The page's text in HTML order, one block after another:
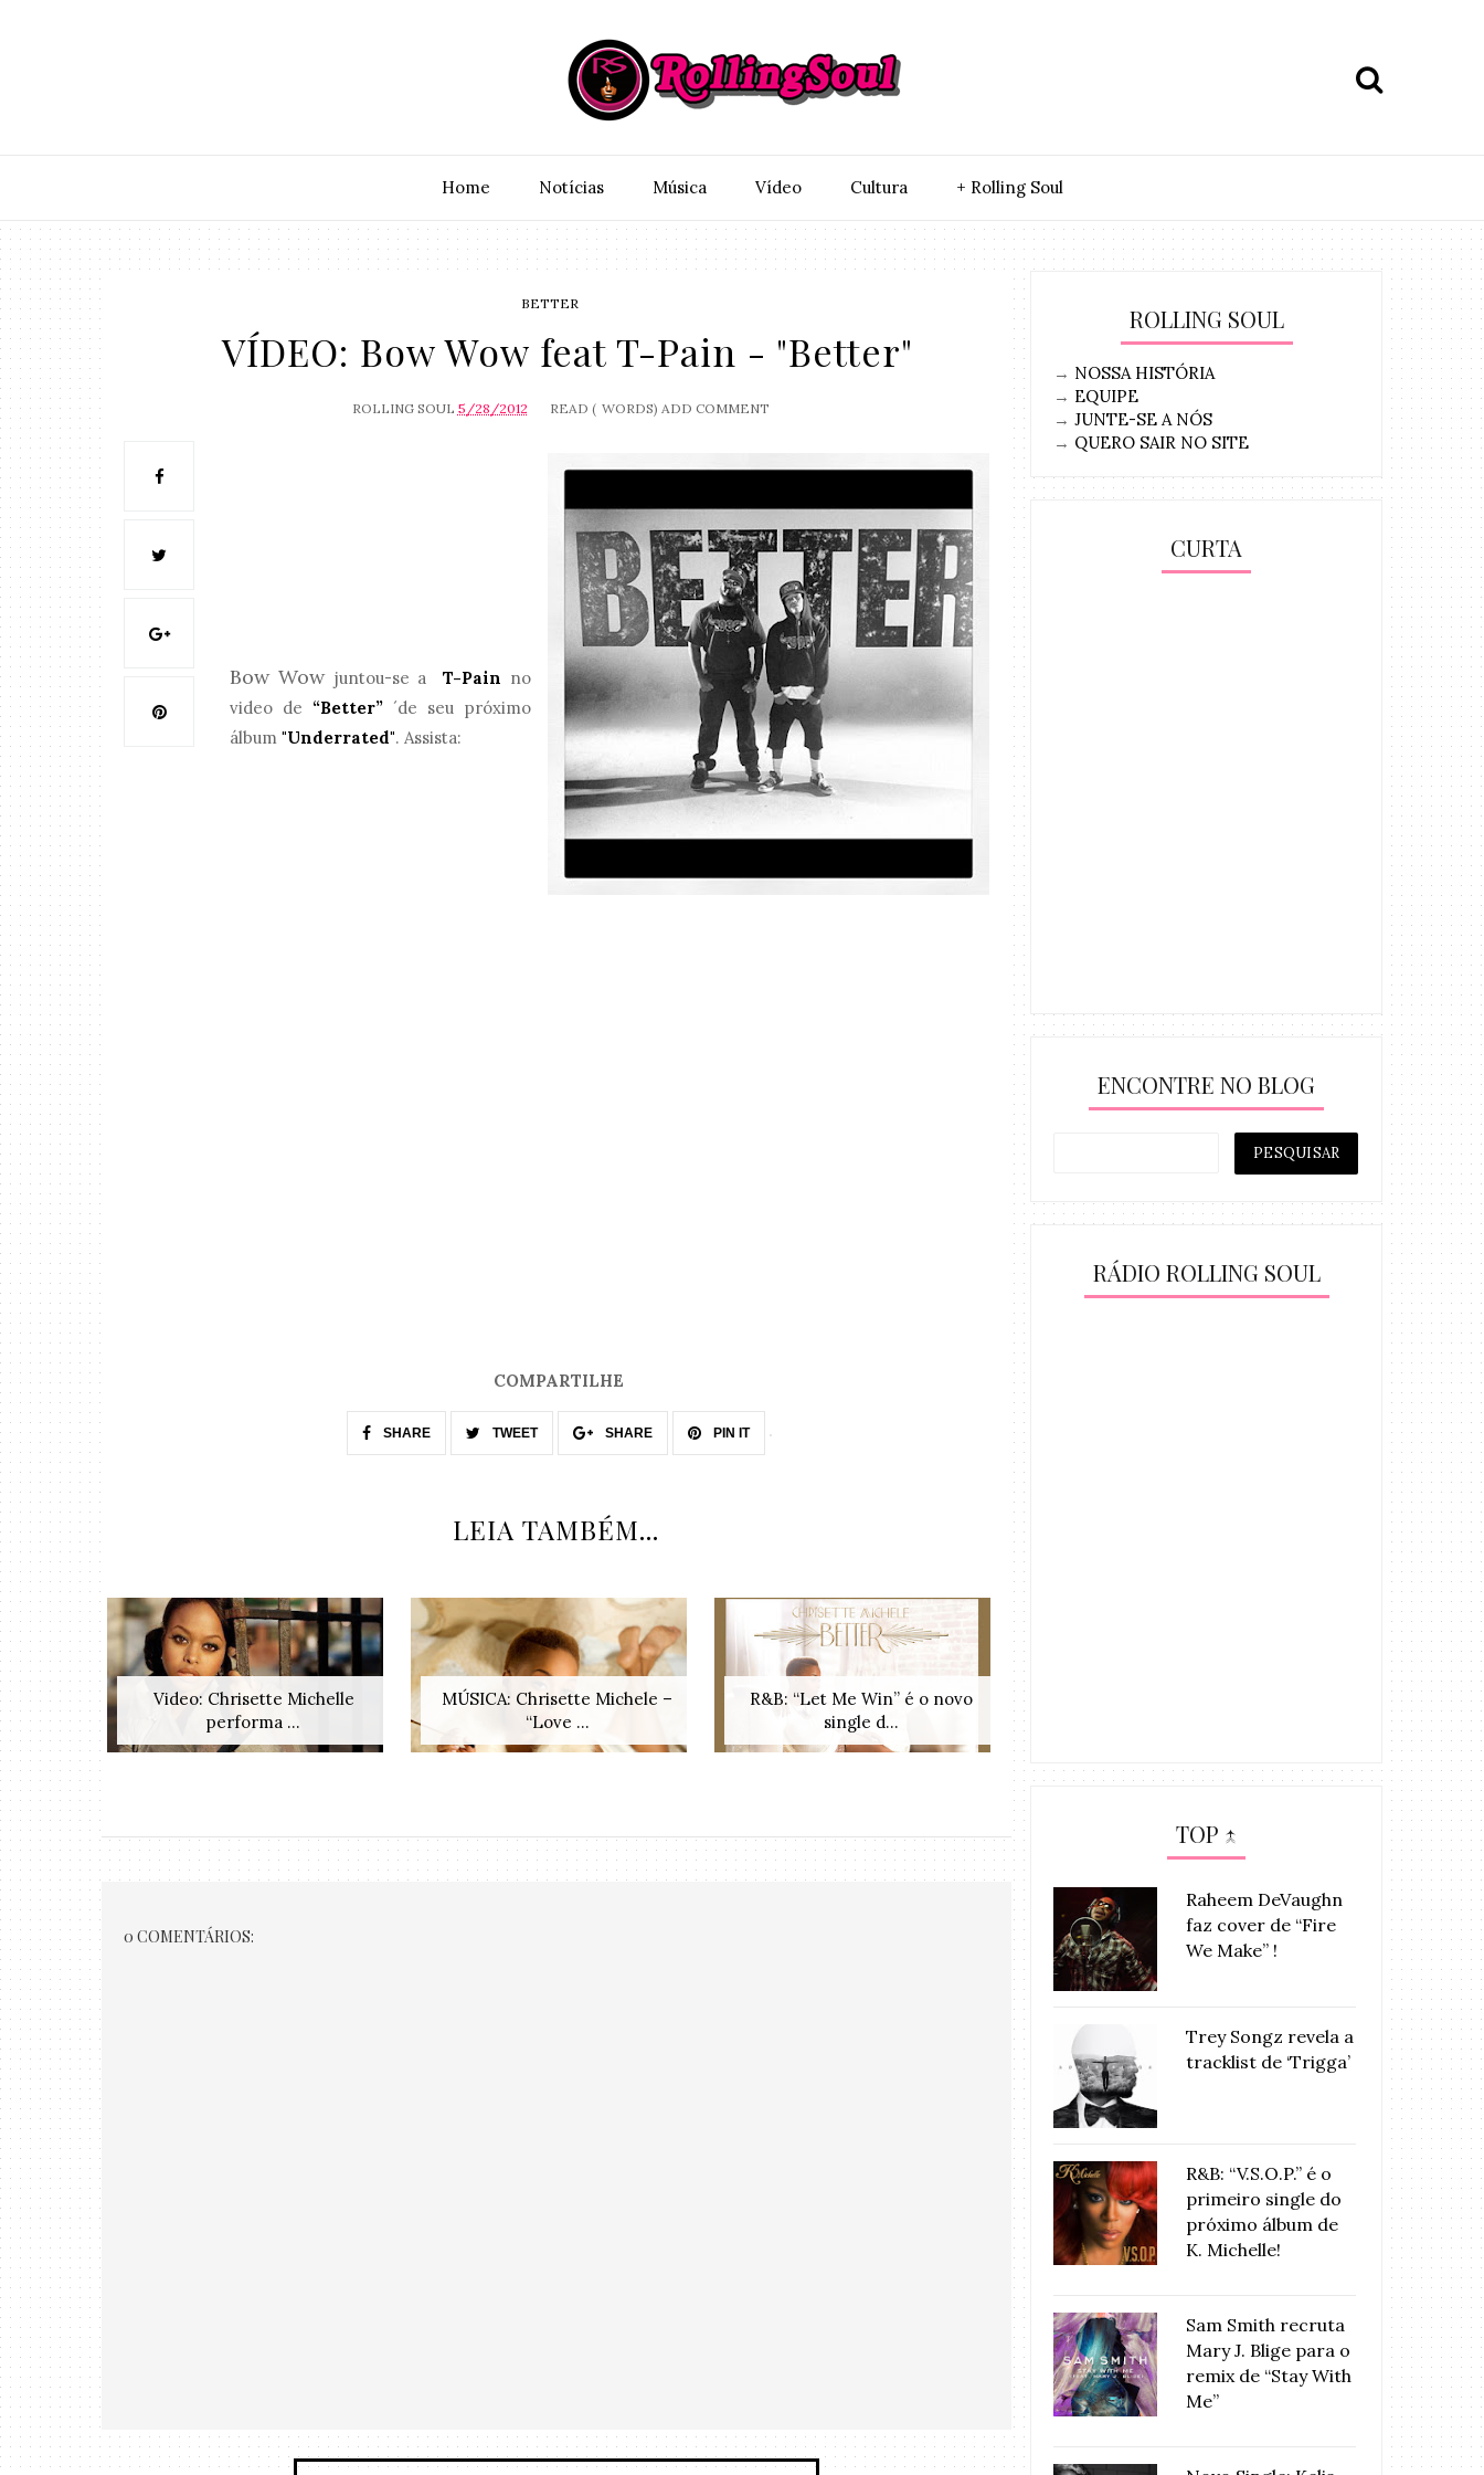
Home Notí­cias Música Vídeo Cultura + Rolling Soul
BETTER
VÍDEO: Bow Wow feat T-Pain - "Better"
ROLLING SOUL 5/28/2012 READ ( WORDS) ADD COMMENT
Bow Wow juntou-se a T-Pain no
video de “Better” ´de seu próximo
álbum"Underrated". Assista:
COMPARTILHE
SHARE TWEET SHARE PIN IT
LEIA TAMBÉM...
Video: Chrisette Michelle
performa ...
MÚSICA: Chrisette Michele –
“Love ...
R&B: “Let Me Win” é o novo
single d...
Chrisette
de
0 COMENTÁRIOS:
ROLLING SOUL
→ NOSSA HISTÓRIA
→ EQUIPE
→ JUNTE-SE A NÓS
→ QUERO SAIR NO SITE
CURTA
ENCONTRE NO BLOG
RÁDIO ROLLING SOUL
TOP ↑
Raheem DeVaughn
faz cover de “Fire
We Make” !
Trey Songz revela a
tracklist de ‘Trigga’
R&B: “V.S.O.P.” é o
primeiro single do
próximo álbum de
K. Michelle!
Sam Smith recruta
Mary J. Blige para o
remix de “Stay With
Me”